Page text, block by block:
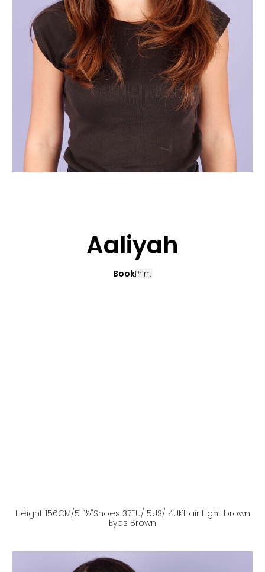
POP MUSICIENS
TALENTS INTERNATIONAUX
CANDIDATURE
NOS AGENCES
FRANCE
SUISSE
Aaliyah
BookPrint
Height 156CM/5' 1½''Shoes 37EU/ 5US/ 4UKHair Light brown
Eyes Brown